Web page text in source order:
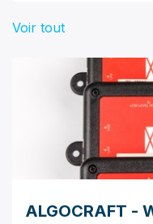
Voir tout
ALGOCRAFT -